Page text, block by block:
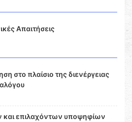
Απαιτήσεις
στο πλαίσιο της διενέργειας
και επιλαχόντων υποψηφίων